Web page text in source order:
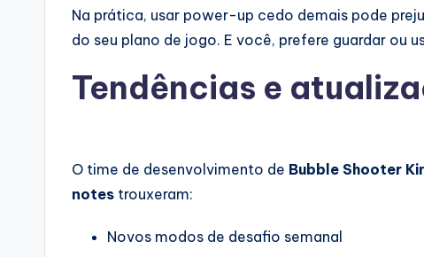
Na prática, usar power-up cedo demais pode
do seu plano de jogo. E você, prefere guardar ou
Tendências e
O time de desenvolvimento de Bubble Shooter
notes trouxeram:
Novos modos de desafio semanal